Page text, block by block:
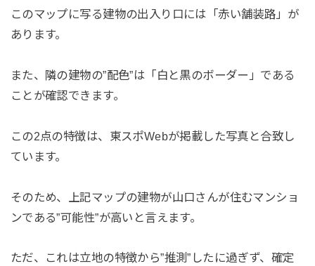
このマップに写る建物の出入り口には「赤い舗装路」が
あります。
また、隣の建物の”配色”は「白と黒のボーダー」である
ことが確認できます。
この2点の特徴は、東スポWebが掲載した写真と合致し
ています。
そのため、上記マップの建物が山口さんが住むマンショ
ンである”可能性”が高いと言えます。
ただ、これは立地の特徴から”推測”したに過ぎず、確定